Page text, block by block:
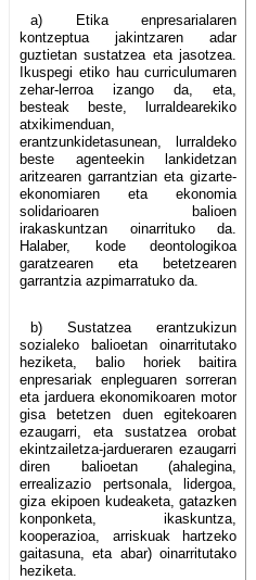
a) Etika enpresarialaren
kontzeptua jakintzaren adar
guztietan sustatzea eta jasotzea.
Ikuspegi etiko hau curriculumaren
zehar-lerroa izango da, eta,
besteak beste, lurraldearekiko
atxikimenduan,
erantzunkidetasunean, lurraldeko
beste agenteekin lankidetzan
aritzearen garrantzian eta gizarte-
ekonomiaren eta ekonomia
solidarioaren balioen
irakaskuntzan oinarrituko da.
Halaber, kode deontologikoa
garatzearen eta betetzearen
garrantzia azpimarratuko da.
b) Sustatzea erantzukizun
sozialeko balioetan oinarritutako
heziketa, balio horiek baitira
enpresariak enpleguaren sorreran
eta jarduera ekonomikoaren motor
gisa betetzen duen egitekoaren
ezaugarri, eta sustatzea orobat
ekintzailetza-jardueraren ezaugarri
diren balioetan (ahalegina,
errealizazio pertsonala, lidergoa,
giza ekipoen kudeaketa, gatazken
konponketa, ikaskuntza,
kooperazioa, arriskuak hartzeko
gaitasuna, eta abar) oinarritutako
heziketa.